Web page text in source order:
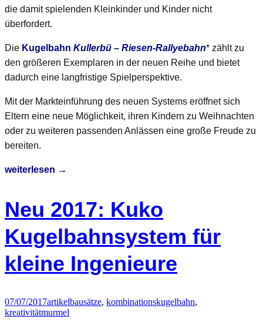
die damit spielenden Kleinkinder und Kinder nicht
überfordert.
Die Kugelbahn Kullerbü – Riesen-Rallyebahn* zählt zu
den größeren Exemplaren in der neuen Reihe und bietet
dadurch eine langfristige Spielperspektive.
Mit der Markteinführung des neuen Systems eröffnet sich
Eltern eine neue Möglichkeit, ihren Kindern zu Weihnachten
oder zu weiteren passenden Anlässen eine große Freude zu
bereiten.
Kugelbahn
kleine
Baumeister
–
innovatives
Klicksystem
für
gute
weiterlesen →
Neu 2017: Kuko
Kugelbahnsystem für
kleine Ingenieure
07/07/2017artikelbausätze, kombinationskugelbahn,
kreativitätmurmel